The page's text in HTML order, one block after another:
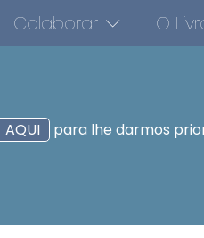
Colaborar O
AQUI para lhe darmos